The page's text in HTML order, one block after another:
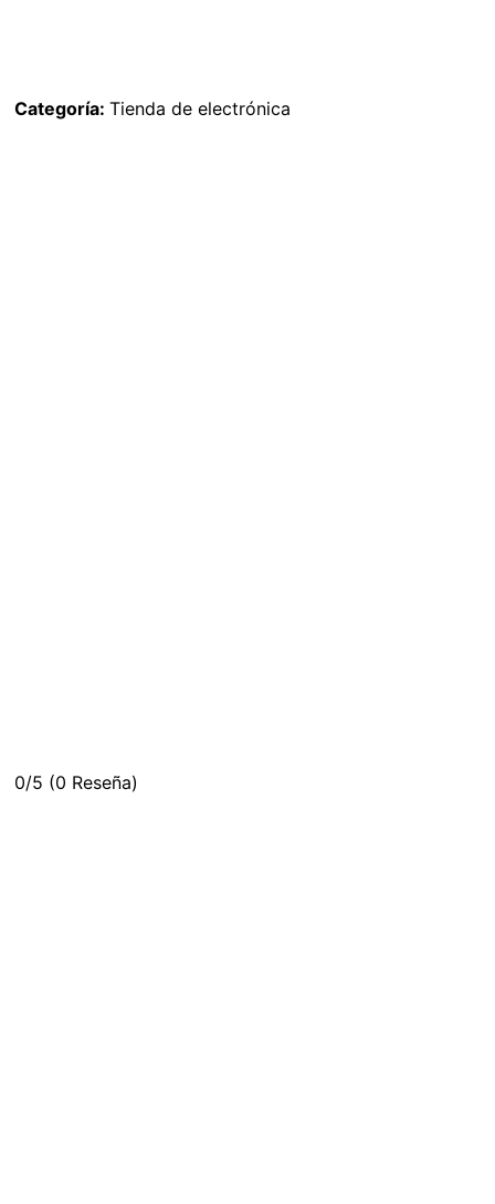
Categoría: Tienda de electrónica
0/5 (0 Reseña)